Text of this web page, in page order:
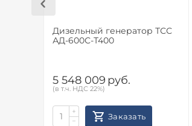
Дизельный генератор ТСС
АД-600С-Т400
5 548 009 руб.
(в т.ч. НДС 22%)
+
−
Заказать